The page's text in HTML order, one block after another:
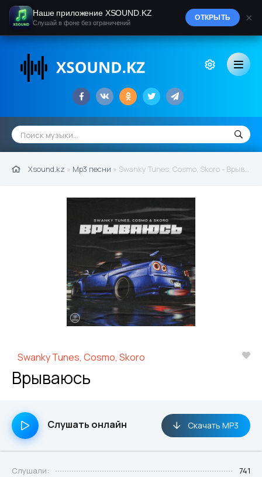
Xsound.kz » Mp3 песни » Swanky Tunes, Cosmo, Skoro - Врываюсь (2021)
Swanky Tunes, Cosmo, Skoro
Врываюсь
Слушать онлайн Скачать MP3
Слушали:
741
Наше приложение XSOUND.KZ
Слушай в фоне без ограничений
ОТКРЫТЬ ×